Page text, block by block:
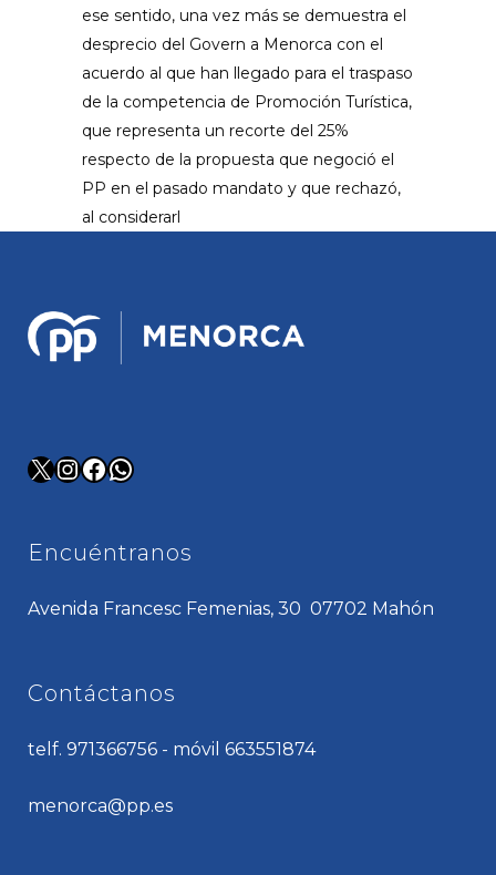
ese sentido, una vez más se demuestra el
desprecio del Govern a Menorca con el
acuerdo al que han llegado para el traspaso
de la competencia de Promoción Turística,
que representa un recorte del 25%
respecto de la propuesta que negoció el
PP en el pasado mandato y que rechazó,
al considerarl
X Instagram
Facebook
WhatsApp
Encuéntranos
Avenida Francesc Femenias, 30 07702 Mahón
Contáctanos
telf. 971366756 - móvil 663551874
menorca@pp.es